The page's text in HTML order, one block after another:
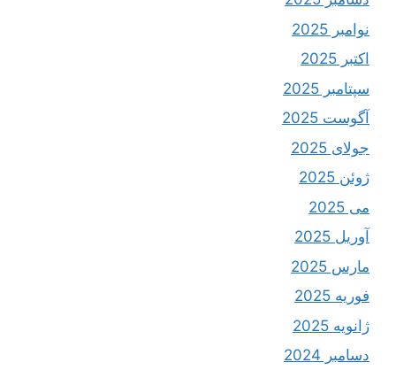
نوامبر 2025
اکتبر 2025
سپتامبر 2025
آگوست 2025
جولای 2025
ژوئن 2025
می 2025
آوریل 2025
مارس 2025
فوریه 2025
ژانویه 2025
دسامبر 2024